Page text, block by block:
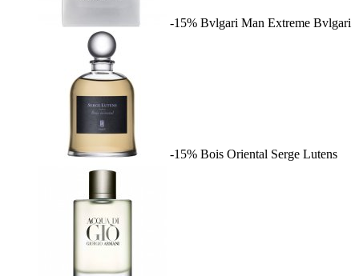
-15% Bvlgari Man Extreme Bvlgari
-15% Bois Oriental Serge Lutens